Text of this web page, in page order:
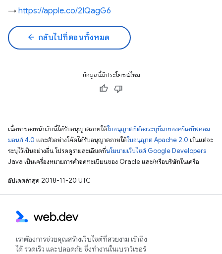
→ https://apple.co/2IQagG6
arrow_back กลับไปที่ตอนทั้งหมด
ข้อมูลนี้มีประโยชน์ไหม
เนื้อหาของหน้าเว็บนี้ได้รับอนุญาตภายใต้ใบอนุญาตที่ต้องระบุที่มาของครีเอทีฟคอม
มอนส์ 4.0 และตัวอย่างโค้ดได้รับอนุญาตภายใต้ใบอนุญาต Apache 2.0 เว้นแต่จะ
ระบุไว้เป็นอย่างอื่น โปรดดูรายละเอียดที่นโยบายเว็บไซต์ Google Developers
Java เป็นเครื่องหมายการค้าจดทะเบียนของ Oracle และ/หรือบริษัทในเครือ
อัปเดตล่าสุด 2018-11-20 UTC
เราต้องการช่วยคุณสร้างเว็บไซต์ที่สวยงาม เข้าถึง
ได้ รวดเร็ว และปลอดภัย ซึ่งทำงานในเบราว์เซอร์